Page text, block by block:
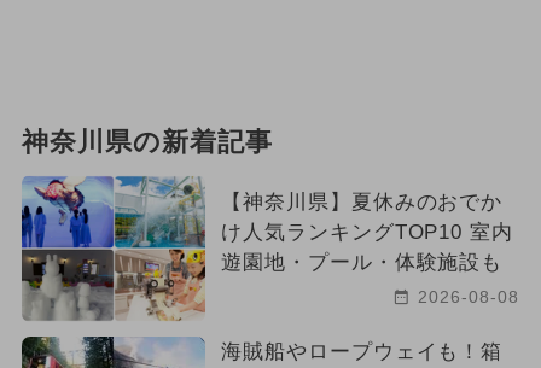
神奈川県の新着記事
【神奈川県】夏休みのおでか
け人気ランキングTOP10 室内
遊園地・プール・体験施設も
2026-08-08
海賊船やロープウェイも！箱